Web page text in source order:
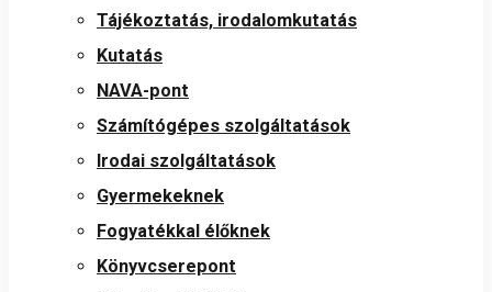
Tájékoztatás, irodalomkutatás
Kutatás
NAVA-pont
Számítógépes szolgáltatások
Irodai szolgáltatások
Gyermekeknek
Fogyatékkal élőknek
Könyvcserepont